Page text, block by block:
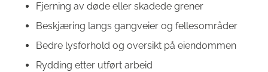
Fjerning av døde eller skadede grener
Beskjæring langs gangveier og fellesområder
Bedre lysforhold og oversikt på eiendommen
Rydding etter utført arbeid